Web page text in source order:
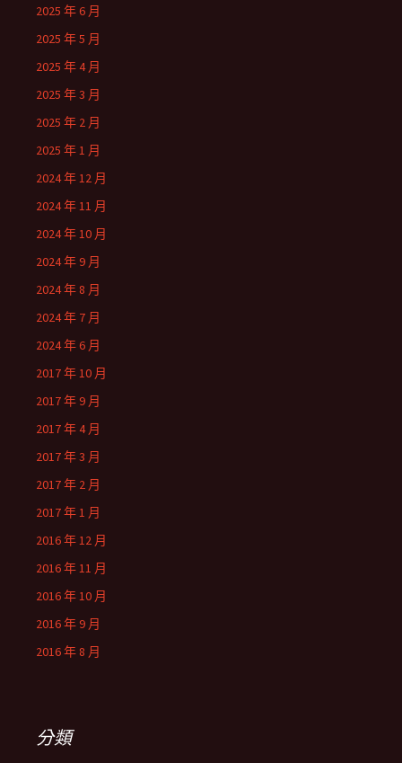
2025 年 6 月
2025 年 5 月
2025 年 4 月
2025 年 3 月
2025 年 2 月
2025 年 1 月
2024 年 12 月
2024 年 11 月
2024 年 10 月
2024 年 9 月
2024 年 8 月
2024 年 7 月
2024 年 6 月
2017 年 10 月
2017 年 9 月
2017 年 4 月
2017 年 3 月
2017 年 2 月
2017 年 1 月
2016 年 12 月
2016 年 11 月
2016 年 10 月
2016 年 9 月
2016 年 8 月
分類